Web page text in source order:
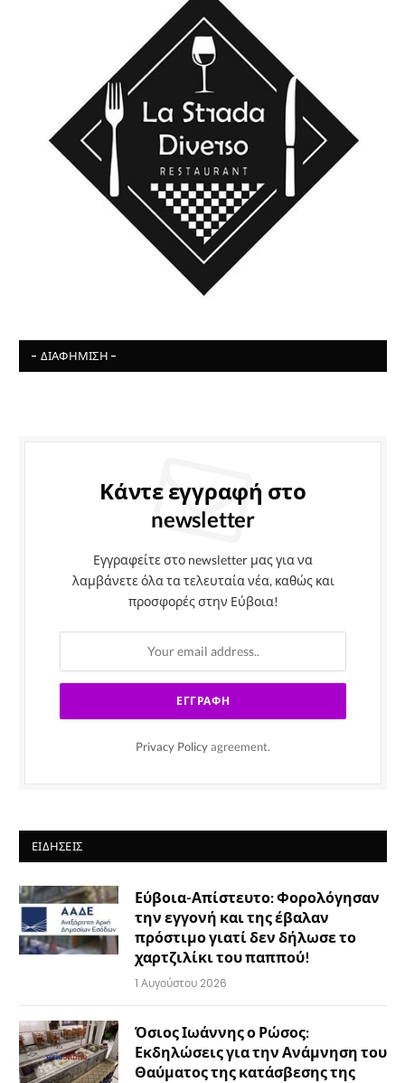
- ΔΙΑΦΉΜΙΣΗ -
Κάντε εγγραφή στο
newsletter
Εγγραφείτε στο newsletter μας για να
λαμβάνετε όλα τα τελευταία νέα, καθώς και
προσφορές στην Εύβοια!
Privacy Policy agreement.
ΕΙΔΉΣΕΙΣ
Εύβοια-Απίστευτο: Φορολόγησαν
την εγγονή και της έβαλαν
πρόστιμο γιατί δεν δήλωσε το
χαρτζιλίκι του παππού!
1 Αυγούστου 2026
Όσιος Ιωάννης ο Ρώσος:
Εκδηλώσεις για την Ανάμνηση του
Θαύματος της κατάσβεσης της